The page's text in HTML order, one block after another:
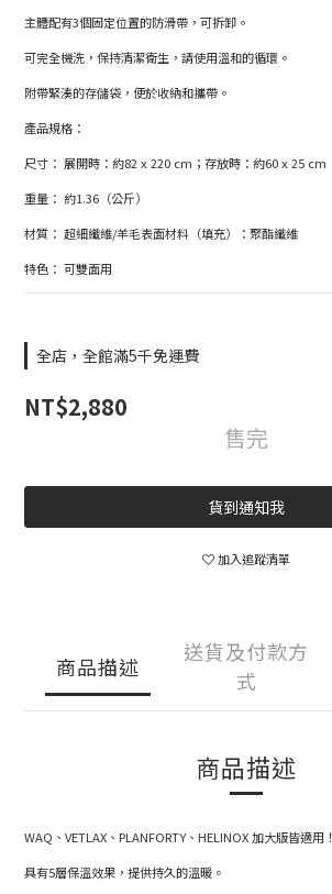
主體配有3個固定位置的防滑帶，可拆卸。
可完全機洗，保持清潔衛生，請使用溫和的循環。
附帶緊湊的存儲袋，便於收納和攜帶。
產品規格：
尺寸： 展開時：約82 x 220 cm；存放時：約60 x 25 cm
重量： 約1.36（公斤）
材質： 超細纖維/羊毛表面材料（填充）：聚酯纖維
特色： 可雙面用
全店，全館滿5千免運費
NT$2,880
售完
貨到通知我
加入追蹤清單
商品描述
送貨及付款方
式
商品描述
WAQ、VETLAX、PLANFORTY、HELINOX 加大版皆適用！
具有5層保溫效果，提供持久的溫暖。